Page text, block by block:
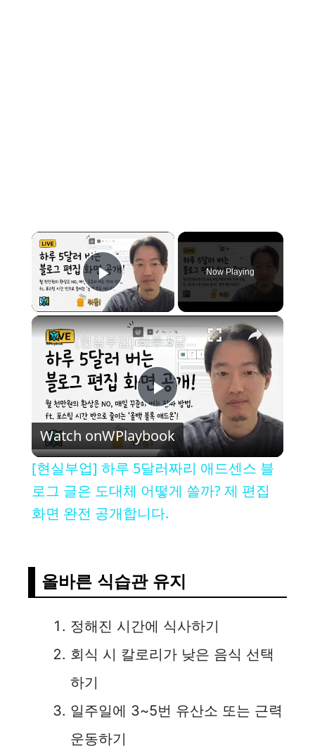
×
Play Video
Now Playing
×
P
l
a
V
d
e
[현실부업] 하루 5달러짜리 애드센스 블로그 글은 도대체 어떻게 쓸까? 제 편집 화면 완전 공개합니다.
Watch onWPlaybook
[현실부업] 하루 5달러짜리 애드센스 블
로그 글은 도대체 어떻게 쓸까? 제 편집
화면 완전 공개합니다.
올바른 식습관 유지
정해진 시간에 식사하기
회식 시 칼로리가 낮은 음식 선택
하기
일주일에 3~5번 유산소 또는 근력
운동하기